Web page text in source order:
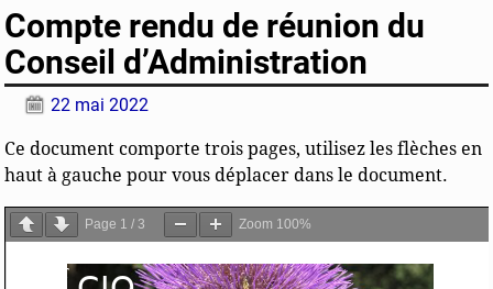
Compte rendu de réunion du
Conseil d’Administration
22 mai 2022
Ce document comporte trois pages, utilisez les flèches en
haut à gauche pour vous déplacer dans le document.
Page 1 /3 Zoom 100%